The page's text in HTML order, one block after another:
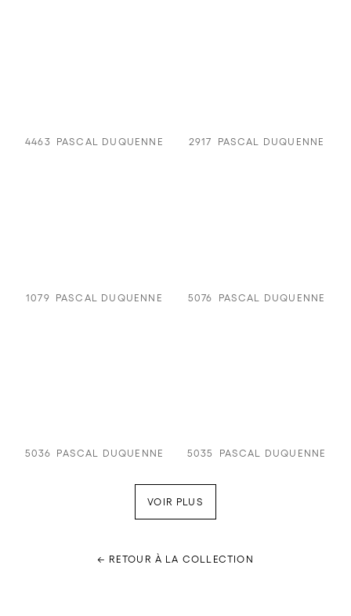
4463 PASCAL DUQUENNE 2917 PASCAL DUQUENNE
1079 PASCAL DUQUENNE 5076 PASCAL DUQUENNE
5036 PASCAL DUQUENNE 5035 PASCAL DUQUENNE
VOIR PLUS
← RETOUR À LA COLLECTION